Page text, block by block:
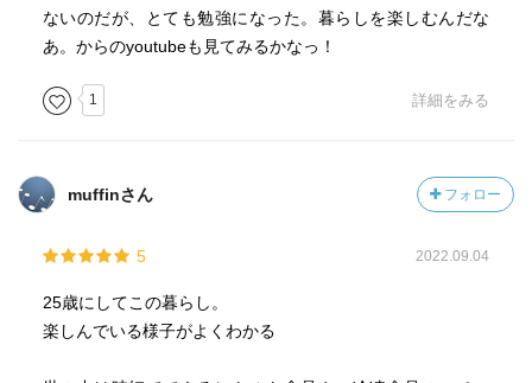
ないのだが、とても勉強になった。暮らしを楽しむんだな
あ。からのyoutubeも見てみるかなっ！
1 詳細をみる
muffinさん フォロー
5 2022.09.04
25歳にしてこの暮らし。
楽しんでいる様子がよくわかる